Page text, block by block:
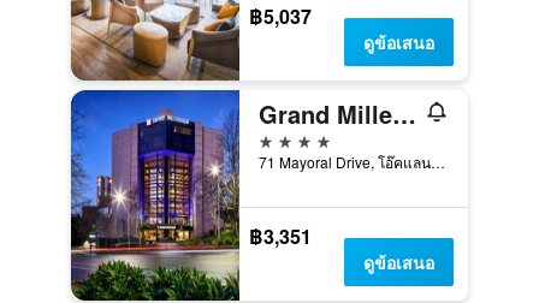
฿5,037
ดูข้อเสนอ
Grand Millennium Auckland
4 ดาว
71 Mayoral Drive, โอ๊คแลนด์, นิวซีแลนด์
฿3,351
ดูข้อเสนอ